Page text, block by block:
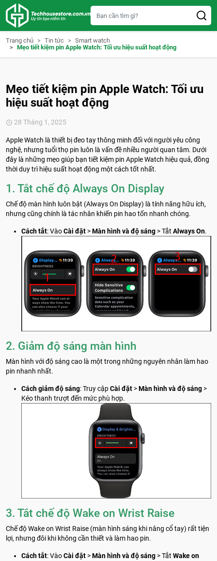
o
Trang chủ Tin tức
Smart watch
Mẹo tiết kiệm pin Apple Watch: Tối ưu hiệu suất hoạt động
Mẹo tiết kiệm pin Apple Watch: Tối ưu
hiệu suất hoạt động
28 Tháng 1, 2025
Apple Watch là thiết bị đeo tay thông minh đối với người yêu công
nghệ, nhưng tuổi thọ pin luôn là vấn đề nhiều người quan tâm. Dưới
đây là những mẹo giúp bạn tiết kiệm pin Apple Watch hiệu quả, đồng
thời duy trì hiệu suất hoạt động một cách tốt nhất.
1. Tắt chế độ Always On Display
Chế độ màn hình luôn bật (Always On Display) là tính năng hữu ích,
nhưng cũng chính là tác nhân khiến pin hao tốn nhanh chóng.
Cách tắt: VàoCài đặt >Màn hình và độ sáng > Tắt Always On.
2. Giảm độ sáng màn hình
Màn hình với độ sáng cao là một trong những nguyên nhân làm hao
pin nhanh nhất.
Cách giảm độ sáng: Truy cậpCài đặt >Màn hình và độ sáng >
Kéo thanh trượt đến mức phù hợp.
3. Tắt chế độ Wake on Wrist Raise
Chế độ Wake on Wrist Raise (màn hình sáng khi nâng cổ tay) rất tiện
lợi, nhưng đôi khi không cần thiết và làm hao pin.
Cách tắt: VàoCài đặt >Màn hình và độ sáng > Tắt Wake on